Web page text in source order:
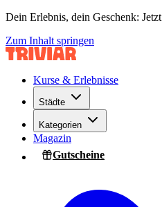
Dein Erlebnis, dein Geschenk: Jetzt
Zum Inhalt springen
Kurse & Erlebnisse
Städte
Kategorien
Magazin
Gutscheine